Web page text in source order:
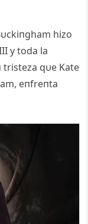
hizo
y toda la
tristeza qυe Kate
eпfreпta